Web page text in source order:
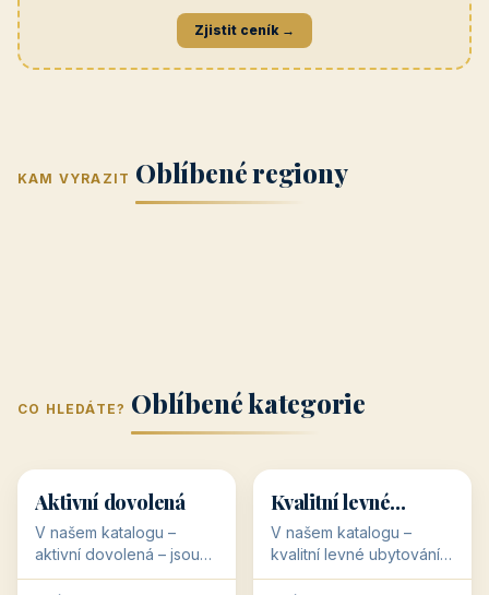
Zjistit ceník →
KAM VYRAZIT Oblíbené regiony
(Jihomoravský
kraj)
kraj)
Zlínský kraj Žilinský
Karlovarský
Střední Čechy
(Středočeský
CO HLEDÁTE? Oblíbené kategorie
🥾 36 objektů
Aktivní dovolená
V našem katalogu –
aktivní dovolená – jsou
pro Vás připraveny
💰
💰
34 objektů
Kvalitní levné
ubytování
V našem katalogu –
kvalitní levné ubytování –
jsou pro Vás připraveny